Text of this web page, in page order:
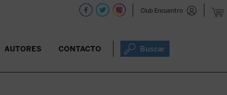
Club Encuentro
AUTORES CONTACTO Buscar